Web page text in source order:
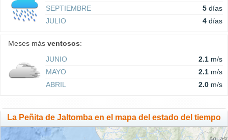
SEPTIEMBRE
5 días
JULIO
4 días
Meses más ventosos:
JUNIO
2.1 m/s
MAYO
2.1 m/s
ABRIL
2.0 m/s
La Peñita de Jaltomba en el mapa del estado del tiempo